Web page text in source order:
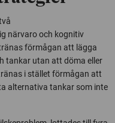
närvaro och kognitiv
förmågan att lägga
tankar utan att döma eller
i stället förmågan att
alternativa tankar som inte